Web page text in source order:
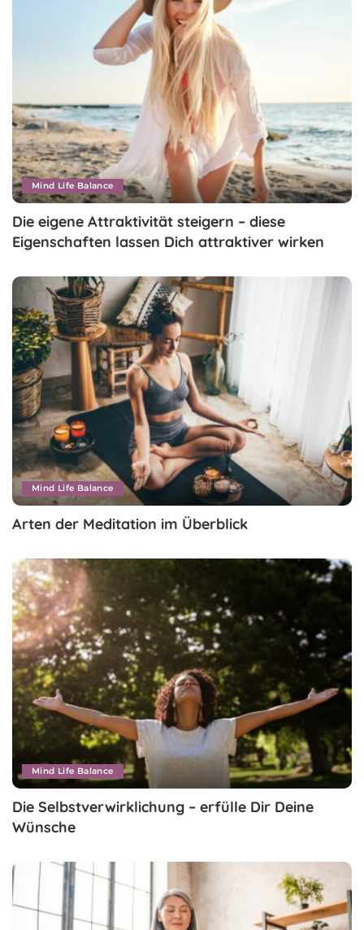
Mind Life Balance
Die eigene Attraktivität steigern – diese
Eigenschaften lassen Dich attraktiver wirken
Mind Life Balance
Arten der Meditation im Überblick
Mind Life Balance
Die Selbstverwirklichung – erfülle Dir Deine
Wünsche